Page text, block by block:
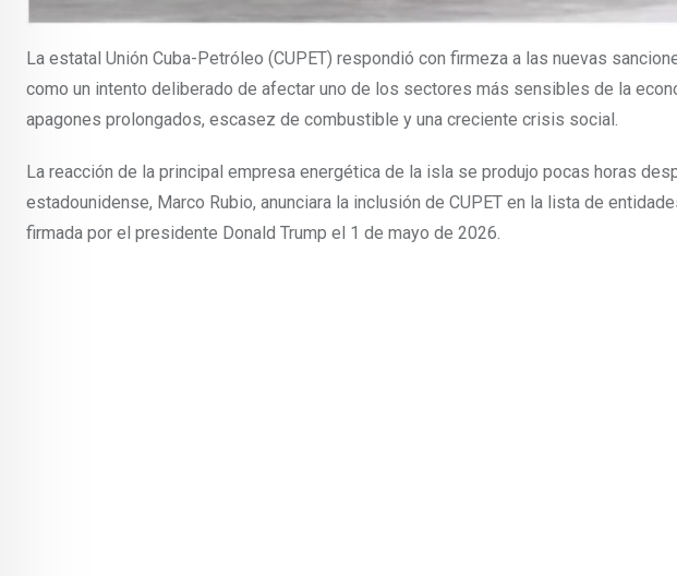
La estatal Unión Cuba-Petróleo (CUPET) respondió con firmeza a las nuevas
como un intento deliberado de afectar uno de los sectores más sensibles de la
apagones prolongados, escasez de combustible y una creciente crisis social.
La reacción de la principal empresa energética de la isla se produjo pocas horas
estadounidense, Marco Rubio, anunciara la inclusión de CUPET en la lista de
firmada por el presidente Donald Trump el 1 de mayo de 2026.